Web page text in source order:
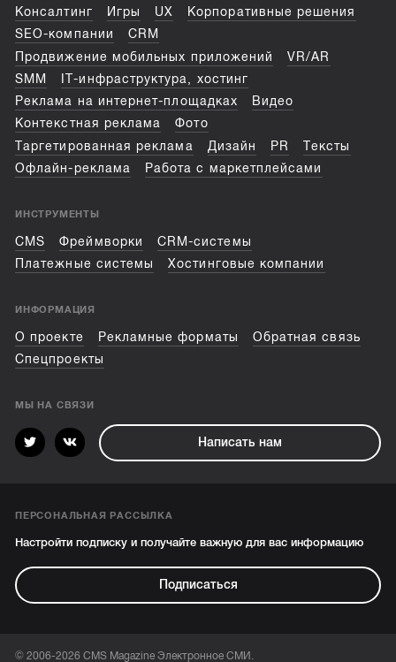
Консалтинг
Игры UX
Корпоративные решения
SEO-компании
CRM
Продвижение мобильных приложений
VR/AR
SMM
IT-инфраструктура, хостинг
Реклама на интернет-площадках
Видео
Контекстная реклама
Фото
Таргетированная реклама
Дизайн PR
Тексты
Офлайн-реклама
Работа с маркетплейсами
ИНСТРУМЕНТЫ
CMS Фреймворки
CRM-системы
Платежные системы
Хостинговые компании
ИНФОРМАЦИЯ
О проекте Рекламные форматы
Обратная связь
Спецпроекты
МЫ НА СВЯЗИ
Написать нам
ПЕРСОНАЛЬНАЯ РАССЫЛКА
Настройти подписку и получайте важную для вас информацию
Подписаться
© 2006-2026 CMS Magazine Электронное СМИ.